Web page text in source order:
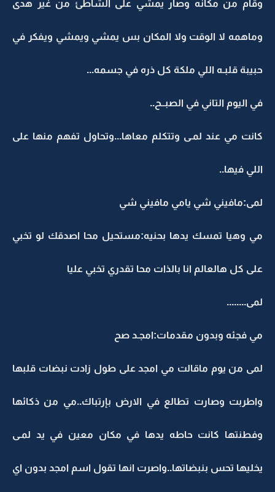
وقام من مكانه وصار يمشي على الشاطئ من غير هدى
وماهمه لا الوقت ولا المكان بس يمشي ويمشي ويفكر في
حبيبة قلبـه اللي ملكة كل ذره في جسمه...
في اليوم التاني في الصبــح..
كانت مي عند لمـى وتتكلم معاها...وتحاول تفهم منها على
اللي فيها..
لمى:مافيني شي يامي مافيني شي
مي وهيا تمسك يدها بحنيه:مستحيل محا اصدقك لو تخبي
على كل هالعالم انا بالذات محا تقدري تخبي عليا
لمى........
مي فجئه وبدون مقدمات:امجـد صح
لمى من يوم ماقالت مي امجد على طول زادت نبضات قلبها
واطربت وصارت تطالع في الارض بإرتباك..مي من ذكائها
وفطنتها كانت حاطه يدها في مكان معين في يد لمـى
يخليها تحس بنبضاتها..واصرت انها تقول اسم امجد بدون اي